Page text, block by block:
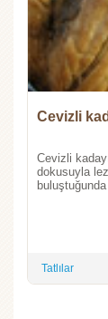
Cevizli
Cevizli
dokusuyla
Tatlılar